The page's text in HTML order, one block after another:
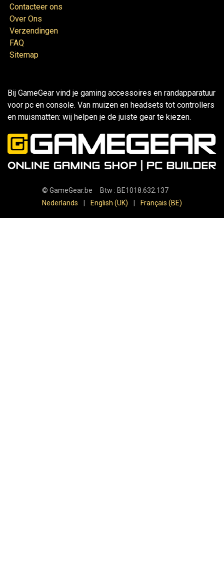
Contacteer ons
Over Ons
Verzendingen
FAQ
Sitemap
Bij GameGear vind je gaming accessoires en randapparatuur
voor pc en console. Van muizen en headsets tot controllers
en muismatten: wij helpen je de juiste gear te kiezen.
© GameGear.be Btw : BE1018.632.137
Nederlands
English (UK) Français (BE)